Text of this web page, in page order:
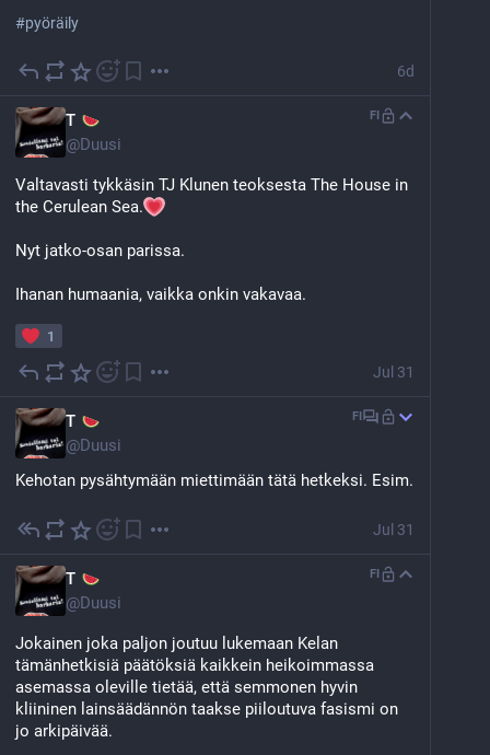
#pyöräily
6d
T
@Duusi
FI
Valtavasti tykkäsin TJ Klunen teoksesta The House in
the Cerulean Sea.
Nyt jatko-osan parissa.
Ihanan humaania, vaikka onkin vakavaa.
1
Jul 31
T
@Duusi
FI
Kehotan pysähtymään miettimään tätä hetkeksi. Esim.
Eli kun olet kuitenkin vielä ostanut vaikkapa
tiskiainetta, et selvästikään ole kuolemassa nälkään...
Joten tämän perusteella voimme leikata
VIIMESIJAISTA IHMISARVOISEN ELÄMÄN
TURVAAVAA tukea 50%.
Yllä oleva on vain yksi esimerkki monista.
Mietin, että kuka pystyy tekemään näitä päätöksiä?
Joku pystyy. Tämä on nyt sitä rationaalista fasismia.
Jul 31
T
@Duusi
FI
Jokainen joka paljon joutuu lukemaan Kelan
tämänhetkisiä päätöksiä kaikkein heikoimmassa
asemassa oleville tietää, että semmonen hyvin
kliininen lainsäädännön taakse piiloutuva fasismi on
jo arkipäivää.